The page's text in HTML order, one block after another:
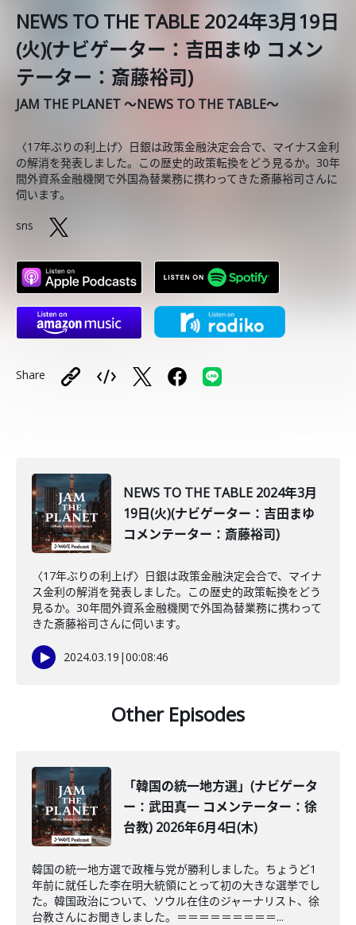
NEWS TO THE TABLE 2024年3月19日
(火)(ナビゲーター：吉田まゆ コメン
テーター：斎藤裕司)
JAM THE PLANET ～NEWS TO THE TABLE～
〈17年ぶりの利上げ〉日銀は政策金融決定会合で、マイナス金利
の解消を発表しました。この歴史的政策転換をどう見るか。30年
間外資系金融機関で外国為替業務に携わってきた斎藤裕司さんに
伺います。
sns
Share
NEWS TO THE TABLE 2024年3月
19日(火)(ナビゲーター：吉田まゆ
コメンテーター：斎藤裕司)
〈17年ぶりの利上げ〉日銀は政策金融決定会合で、マイナ
ス金利の解消を発表しました。この歴史的政策転換をどう
見るか。30年間外資系金融機関で外国為替業務に携わって
きた斎藤裕司さんに伺います。
2024.03.19 |00:08:46
Other Episodes
「韓国の統一地方選」(ナビゲータ
ー：武田真一 コメンテーター：徐
台教) 2026年6月4日(木)
韓国の統一地方選で政権与党が勝利しました。ちょうど1
年前に就任した李在明大統領にとって初の大きな選挙でし
た。韓国政治について、ソウル在住のジャーナリスト、徐
台教さんにお聞きしました。＝＝＝＝＝＝＝＝＝...